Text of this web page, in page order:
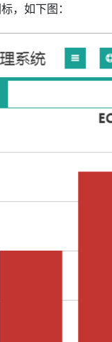
，如下图：